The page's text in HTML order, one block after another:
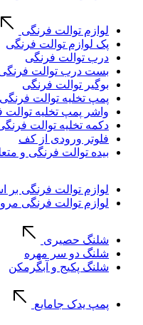
لوازم توالت فرنگی
پک لوازم توالت فرنگی
درب توالت فرنگی
بست درب توالت
بوگیر توالت فرنگی
پمپ تخلیه توالت فرنگی
واشر پمپ تخلیه توالت
دکمه تخلیه توالت
فلوتر ورودی از کف
بیده توالت فرنگی و
لوازم توالت فرنگی بر
لوازم توالت فرنگی
شلنگ حصیری
شلنگ دو سر مهره
شلنگ پکیج و آبگرمکن
پمپ یدک جامایع